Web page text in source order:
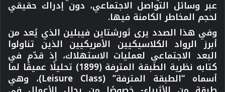
عبر وسائل التواصل الاجتماعي، دون إدراك حقيقي
لحجم المخاطر الكامنة فيها.
وفي هذا الصدد يرى ثورشتاين فيبلين الذي يُعد من
أبرز الرواد الكلاسيكيين الأمريكيين الذين تناولوا
البعد الاجتماعي لعمليات الاستهلاك، إذ قدّم في
كتابه نظرية الطبقة المترفة (1899) تحليلًا عميقًا لما
أسماه “الطبقة المترفة” (Leisure Class)، وهي